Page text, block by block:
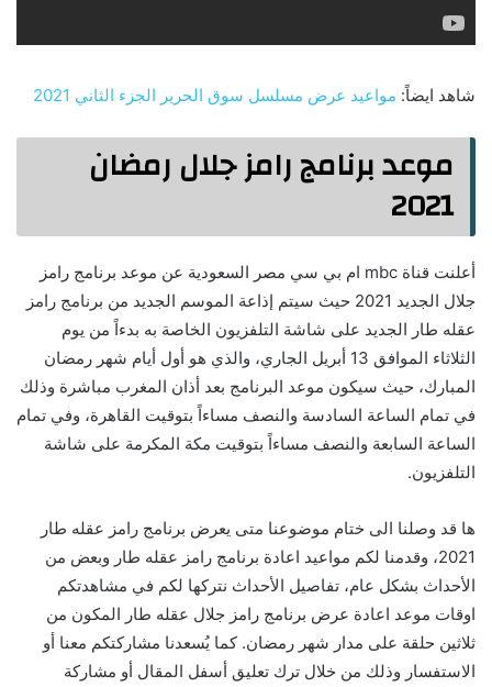
شاهد ايضاً: مواعيد عرض مسلسل سوق الحرير الجزء الثاني 2021
موعد برنامج رامز جلال رمضان
2021
أعلنت قناة mbc ام بي سي مصر السعودية عن موعد برنامج رامز
جلال الجديد 2021 حيث سيتم إذاعة الموسم الجديد من برنامج رامز
عقله طار الجديد على شاشة التلفزيون الخاصة به بدءاً من يوم
الثلاثاء الموافق 13 أبريل الجاري، والذي هو أول أيام شهر رمضان
المبارك، حيث سيكون موعد البرنامج بعد أذان المغرب مباشرة وذلك
في تمام الساعة السادسة والنصف مساءاً بتوقيت القاهرة، وفي تمام
الساعة السابعة والنصف مساءاً بتوقيت مكة المكرمة على شاشة
التلفزيون.
ها قد وصلنا الى ختام موضوعنا متى يعرض برنامج رامز عقله طار
2021، وقدمنا لكم مواعيد اعادة برنامج رامز عقله طار وبعض من
الأحداث بشكل عام، تفاصيل الأحداث نتركها لكم في مشاهدتكم
اوقات موعد اعادة عرض برنامج رامز جلال عقله طار المكون من
ثلاثين حلقة على مدار شهر رمضان. كما يُسعدنا مشاركتكم معنا أو
الاستفسار وذلك من خلال ترك تعليق أسفل المقال أو مشاركة